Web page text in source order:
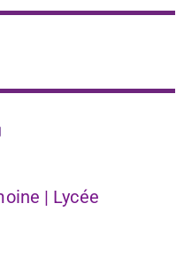
| Lycée